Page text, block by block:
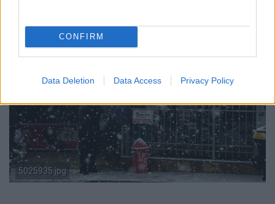
CONFIRM
Data Deletion Data Access Privacy Policy
5025935.jpg